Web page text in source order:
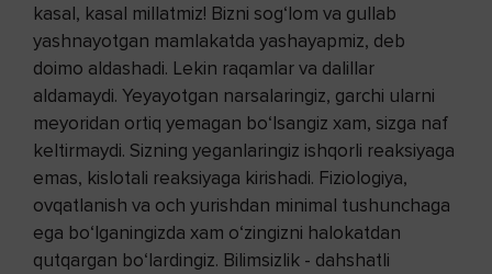
kasal, kasal millatmiz! Bizni sog‘lom va gullab
yashnayotgan mamlakatda yashayapmiz, deb
doimo aldashadi. Lekin raqamlar va dalillar
aldamaydi. Yeyayotgan narsalaringiz, garchi ularni
meyoridan ortiq yemagan bo‘lsangiz xam, sizga naf
keltirmaydi. Sizning yeganlaringiz ishqorli reaksiyaga
emas, kislotali reaksiyaga kirishadi. Fiziologiya,
ovqatlanish va och yurishdan minimal tushunchaga
ega bo‘lganingizda xam o‘zingizni halokatdan
qutqargan bo‘lardingiz. Bilimsizlik - dahshatli